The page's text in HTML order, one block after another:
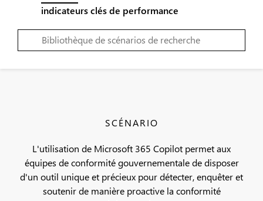
indicateurs clés de performance
SCÉNARIO
L'utilisation de Microsoft 365 Copilot permet aux
équipes de conformité gouvernementale de disposer
d'un outil unique et précieux pour détecter, enquêter et
soutenir de manière proactive la conformité